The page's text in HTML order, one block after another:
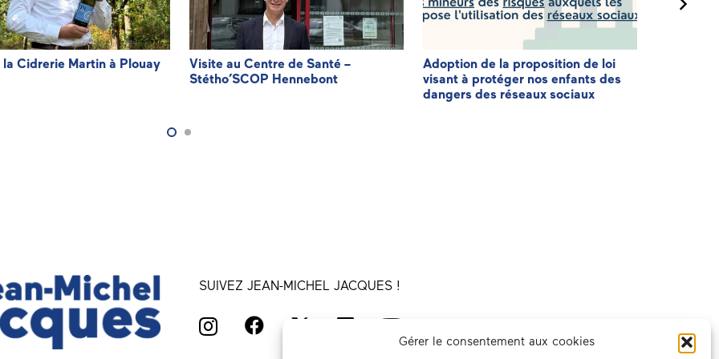
Gérer le consentement aux cookies
Cidrerie Martin à Plouay
Visite au Centre de Santé –
Stétho’SCOP Hennebont
Adoption de la proposition de loi
visant à protéger nos enfants des
dangers des réseaux sociaux
SUIVEZ JEAN-MICHEL JACQUES !